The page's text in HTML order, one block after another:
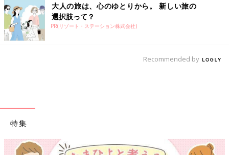
大人の旅は、心のゆとりから。 新しい旅の
選択肢って？
PR(リゾート・ステーション株式会社)
Recommended by
特集